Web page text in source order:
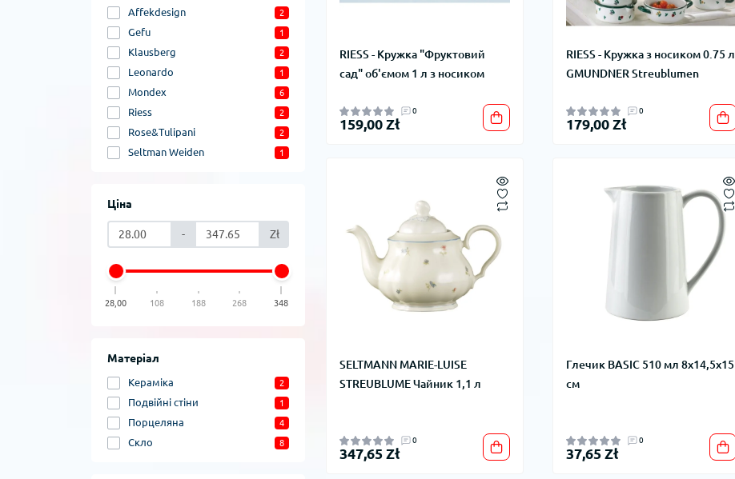
Affekdesign 2
Gefu 1
Klausberg 2
Leonardo 1
Mondex 6
Riess 2
Rose&Tulipani 2
Seltman Weiden 1
Ціна
- Zł
28,00 108 188 268 348
Матеріал
Кераміка 2
Подвійні стіни 1
Порцеляна 4
Скло 8
RIESS - Кружка "Фруктовий
сад" об'ємом 1 л з носиком
0
159,00 Zł
RIESS - Кружка з носиком 0.75 л
GMUNDNER Streublumen
0
179,00 Zł
SELTMANN MARIE-LUISE
STREUBLUME Чайник 1,1 л
0
347,65 Zł
Глечик BASIC 510 мл 8x14,5x15
см
0
37,65 Zł